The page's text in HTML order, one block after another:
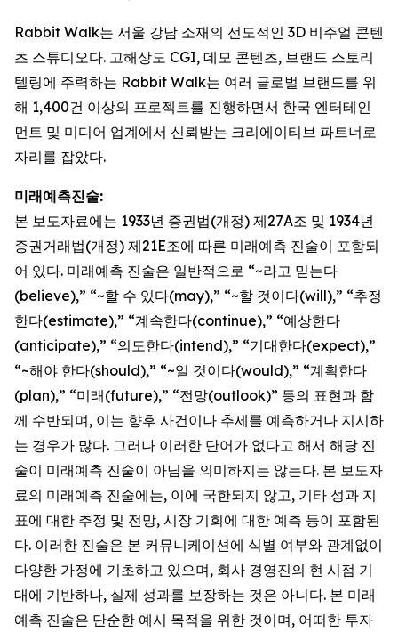
Rabbit Walk는 서울 강남 소재의 선도적인 3D 비주얼 콘텐
츠 스튜디오다. 고해상도 CGI, 데모 콘텐츠, 브랜드 스토리
텔링에 주력하는 Rabbit Walk는 여러 글로벌 브랜드를 위
해 1,400건 이상의 프로젝트를 진행하면서 한국 엔터테인
먼트 및 미디어 업계에서 신뢰받는 크리에이티브 파트너로
자리를 잡았다.
미래예측진술:
본 보도자료에는 1933년 증권법(개정) 제27A조 및 1934년
증권거래법(개정) 제21E조에 따른 미래예측 진술이 포함되
어 있다. 미래예측 진술은 일반적으로 “~라고 믿는다
(believe),” “~할 수 있다(may),” “~할 것이다(will),” “추정
한다(estimate),” “계속한다(continue),” “예상한다
(anticipate),” “의도한다(intend),” “기대한다(expect),”
“~해야 한다(should),” “~일 것이다(would),” “계획한다
(plan),” “미래(future),” “전망(outlook)” 등의 표현과 함
께 수반되며, 이는 향후 사건이나 추세를 예측하거나 지시하
는 경우가 많다. 그러나 이러한 단어가 없다고 해서 해당 진
술이 미래예측 진술이 아님을 의미하지는 않는다. 본 보도자
료의 미래예측 진술에는, 이에 국한되지 않고, 기타 성과 지
표에 대한 추정 및 전망, 시장 기회에 대한 예측 등이 포함된
다. 이러한 진술은 본 커뮤니케이션에 식별 여부와 관계없이
다양한 가정에 기초하고 있으며, 회사 경영진의 현 시점 기
대에 기반하나, 실제 성과를 보장하는 것은 아니다. 본 미래
예측 진술은 단순한 예시 목적을 위한 것이며, 어떠한 투자